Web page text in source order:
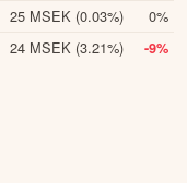
25 MSEK (0.03%)
0%
24 MSEK (3.21%)
-9%